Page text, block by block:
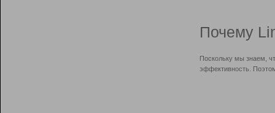
Почему
Поскольку мы знаем,
эффективность.